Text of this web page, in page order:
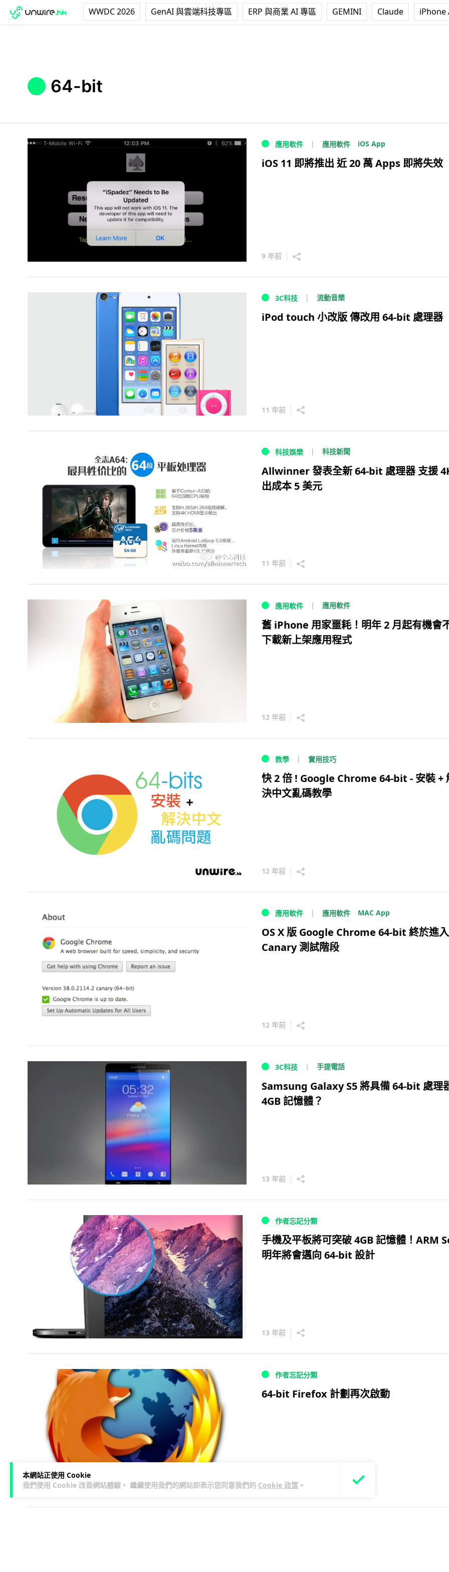
WWDC 2026 GenAI 與雲端科技專區 ERP 與商業 AI 專區 GEMINI Claude iPhone
本網站正使用 Cookie
我們使用 Cookie 改善網站體驗。 繼續使用我們的網站即表示您同意我們的 Cookie 政策 。
64-bit
應用軟件 應用軟件 iOS App
iOS 11 即將推出 近 20 萬 Apps 即將失效
9 年前
3C科技 流動音樂
iPod touch 小改版 傳改用 64-bit 處理器
11 年前
科技娛樂 科技新聞
Allwinner 發表全新 64-bit 處理器 支援
出成本 5 美元
11 年前
應用軟件 應用軟件
舊 iPhone 用家噩耗！明年 2 月起有機會
下載新上架應用程式
12 年前
教學 實用技巧
快 2 倍 ! Google Chrome 64-bit - 安裝 +
決中文亂碼教學
12 年前
應用軟件 應用軟件 MAC App
OS X 版 Google Chrome 64-bit 終於進入
Canary 測試階段
12 年前
3C科技 手提電話
Samsung Galaxy S5 將具備 64-bit 處理
4GB 記憶體？
13 年前
作者忘記分類
手機及平板將可突破 4GB 記憶體！ARM
明年將會邁向 64-bit 設計
13 年前
作者忘記分類
64-bit Firefox 計劃再次啟動
14 年前